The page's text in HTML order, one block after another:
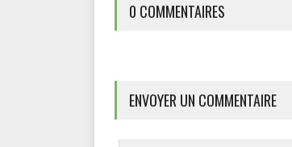
0 COMMENTAIRES
ENVOYER UN COMMENTAIRE